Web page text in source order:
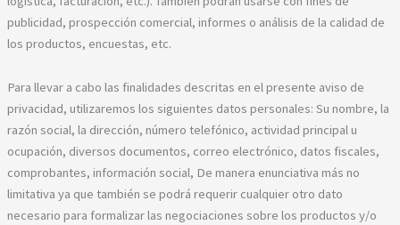
publicidad, prospección comercial, informes o análisis de la calidad de
los productos, encuestas, etc.
Para llevar a cabo las finalidades descritas en el presente aviso de
privacidad, utilizaremos los siguientes datos personales: Su nombre, la
razón social, la dirección, número telefónico, actividad principal u
ocupación, diversos documentos, correo electrónico, datos fiscales,
comprobantes, información social, De manera enunciativa más no
limitativa ya que también se podrá requerir cualquier otro dato
necesario para formalizar las negociaciones sobre los productos y/o